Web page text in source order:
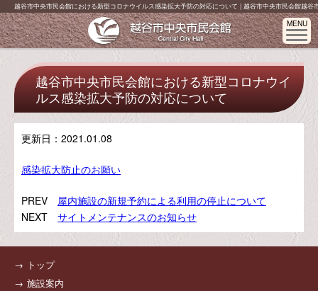
越谷市中央市民会館における新型コロナウイルス感染拡大予防の対応について | 越谷市中央市民会館越谷
MENU
越谷市中央市民会館における新型コロナウイ
ルス感染拡大予防の対応について
更新日： 2021.01.08
感染拡大防止のお願い
PREV 屋内施設の新規予約による利用の停止について
NEXT サイトメンテナンスのお知らせ
トップ
施設案内